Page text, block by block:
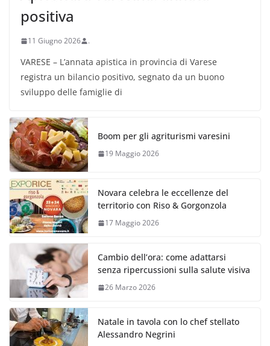
positiva
11 Giugno 2026 .
VARESE – L’annata apistica in provincia di Varese
registra un bilancio positivo, segnato da un buono
sviluppo delle famiglie di
Boom per gli agriturismi varesini
19 Maggio 2026
Novara celebra le eccellenze del
territorio con Riso & Gorgonzola
17 Maggio 2026
Cambio dell’ora: come adattarsi
senza ripercussioni sulla salute visiva
26 Marzo 2026
Natale in tavola con lo chef stellato
Alessandro Negrini